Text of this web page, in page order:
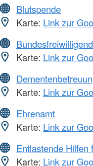
Blutspende
Karte: Link zur
Karte: Link zur
Karte: Link zur
Ehrenamt
Karte: Link zur
Entlastende Hilfen
Karte: Link zur